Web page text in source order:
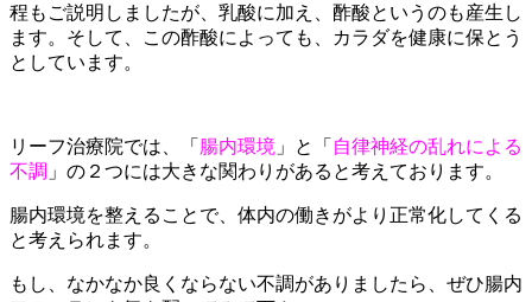
程もご説明しましたが、乳酸に加え、酢酸というのも産生し
ます。そして、この酢酸によっても、カラダを健康に保とう
としています。
リーフ治療院では、「 腸内環境 」と「 自律神経の乱れによる
不調 」の２つには大きな関わりがあると考えております。
腸内環境を整えることで、体内の働きがより正常化してくる
と考えられます。
もし、なかなか良くならない不調がありましたら、ぜひ腸内